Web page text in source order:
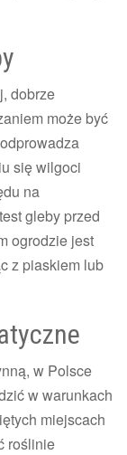
dobrze
może być
się wilgoci
na
gleby przed
ogrodzie jest
z piaskiem lub
w Polsce
w warunkach
miejscach
roślinie